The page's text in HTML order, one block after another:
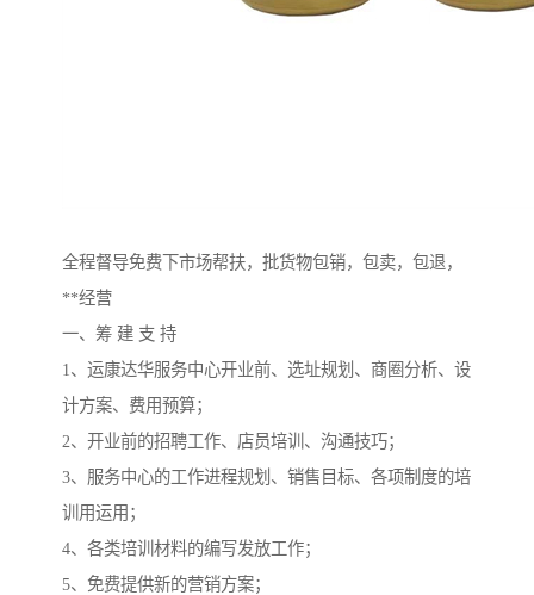
全程督导免费下市场帮扶，批货物包销，包卖，包退，
**经营
一、筹 建 支 持
1、运康达华服务中心开业前、选址规划、商圈分析、设
计方案、费用预算；
2、开业前的招聘工作、店员培训、沟通技巧；
3、服务中心的工作进程规划、销售目标、各项制度的培
训用运用；
4、各类培训材料的编写发放工作；
5、免费提供新的营销方案；